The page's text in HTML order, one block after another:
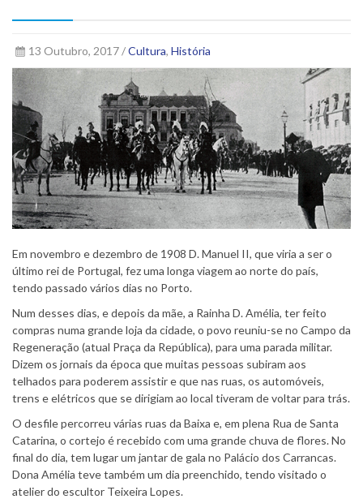
13 Outubro, 2017 /Cultura, História
Em novembro e dezembro de 1908 D. Manuel II, que viria a ser o
último rei de Portugal, fez uma longa viagem ao norte do país,
tendo passado vários dias no Porto.
Num desses dias, e depois da mãe, a Rainha D. Amélia, ter feito
compras numa grande loja da cidade, o povo reuniu-se no Campo da
Regeneração (atual Praça da República), para uma parada militar.
Dizem os jornais da época que muitas pessoas subiram aos
telhados para poderem assistir e que nas ruas, os automóveis,
trens e elétricos que se dirigiam ao local tiveram de voltar para trás.
O desfile percorreu várias ruas da Baixa e, em plena Rua de Santa
Catarina, o cortejo é recebido com uma grande chuva de flores. No
final do dia, tem lugar um jantar de gala no Palácio dos Carrancas.
Dona Amélia teve também um dia preenchido, tendo visitado o
atelier do escultor Teixeira Lopes.